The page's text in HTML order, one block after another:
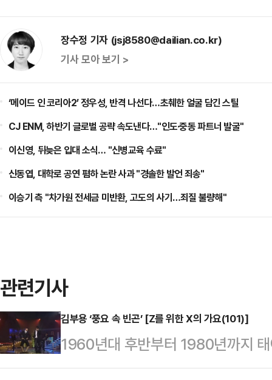
장수정 기자 (jsj8580@dailian.co.kr)
기사 모아 보기 >
‘메이드 인 코리아2’ 정우성, 반격 나선다…초췌한 얼굴 담긴 스틸
CJ ENM, 하반기 글로벌 공략 속도낸다…"인도·중동 파트너 발굴"
이신영, 뒤늦은 입대 소식… "신병교육 수료"
신동엽, 대학로 공연 폄하 논란 사과 "경솔한 발언 죄송"
이승기 측 "차가원 전세금 미반환, 고도의 사기…죄질 불량해"
관련기사
김부용 ‘풍요 속 빈곤’ [Z를 위한 X의 가요(101)]
1960년대 후반부터 1980년까지 태
모토인 기존 세대와 달리 ‘소비’를